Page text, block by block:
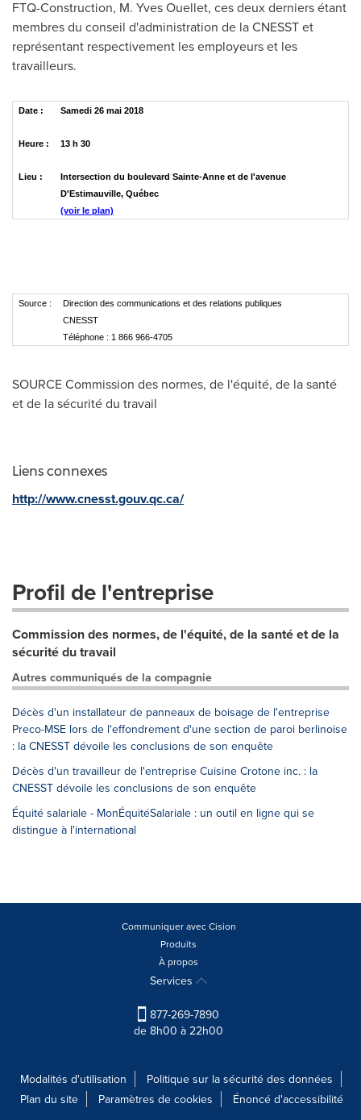
FTQ-Construction, M. Yves Ouellet, ces deux derniers étant
membres du conseil d'administration de la CNESST et
représentant respectivement les employeurs et les
travailleurs.
Date : Samedi 26 mai 2018
Heure : 13 h 30
Lieu :
Intersection du boulevard Sainte-Anne et de l'avenue
D'Estimauville, Québec
(voir le plan)
Source :
Direction des communications et des relations publiques
CNESST
Téléphone : 1 866 966-4705
SOURCE Commission des normes, de l'équité, de la santé
et de la sécurité du travail
Liens connexes
http://www.cnesst.gouv.qc.ca/
Profil de l'entreprise
Commission des normes, de l'équité, de la santé et de la
sécurité du travail
Autres communiqués de la compagnie
Décès d'un installateur de panneaux de boisage de l'entreprise
Preco-MSE lors de l'effondrement d'une section de paroi berlinoise
: la CNESST dévoile les conclusions de son enquête
Décès d'un travailleur de l'entreprise Cuisine Crotone inc. : la
CNESST dévoile les conclusions de son enquête
Équité salariale - MonÉquitéSalariale : un outil en ligne qui se
distingue à l'international
Communiquer avec Cision
Produits
À propos
Services
877-269-7890
de 8h00 à 22h00
Modalités d'utilisation
Politique sur la sécurité des données
Plan du site
Paramètres de cookies
Énoncé d'accessibilité